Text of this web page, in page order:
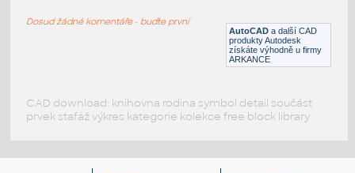
DWG Vytápění AutoCAD a další CAD
produkty Autodesk
získáte výhodně u firmy
ARKANCE
Dosud žádné komentáře - buďte první
CAD download: knihovna rodina symbol detail součást
prvek stafáž výkres kategorie kolekce free block library